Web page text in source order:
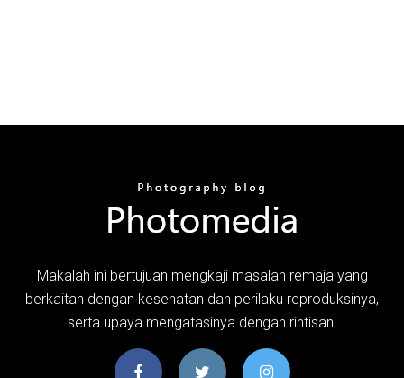
Makalah ini bertujuan mengkaji masalah remaja yang
berkaitan dengan kesehatan dan perilaku reproduksinya,
serta upaya mengatasinya dengan rintisan